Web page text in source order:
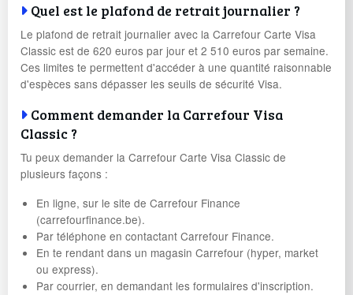
Quel est le plafond de retrait journalier ?
Le plafond de retrait journalier avec la Carrefour Carte Visa
Classic est de 620 euros par jour et 2 510 euros par semaine.
Ces limites te permettent d'accéder à une quantité raisonnable
d'espèces sans dépasser les seuils de sécurité Visa.
Comment demander la Carrefour Visa
Classic ?
Tu peux demander la Carrefour Carte Visa Classic de
plusieurs façons :
En ligne, sur le site de Carrefour Finance
(carrefourfinance.be).
Par téléphone en contactant Carrefour Finance.
En te rendant dans un magasin Carrefour (hyper, market
ou express).
Par courrier, en demandant les formulaires d'inscription.